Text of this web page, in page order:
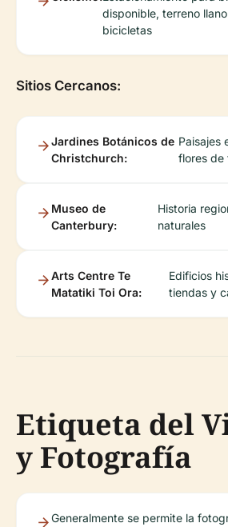
disponible, terreno
bicicletas
Sitios Cercanos:
Jardines Botánicos de
Christchurch:
Paisajes
flores de
Museo de
Canterbury:
Historia
naturales
Arts Centre Te
Matatiki Toi Ora:
Edificios
tiendas y
Etiqueta del
y Fotografía
Generalmente se permite la